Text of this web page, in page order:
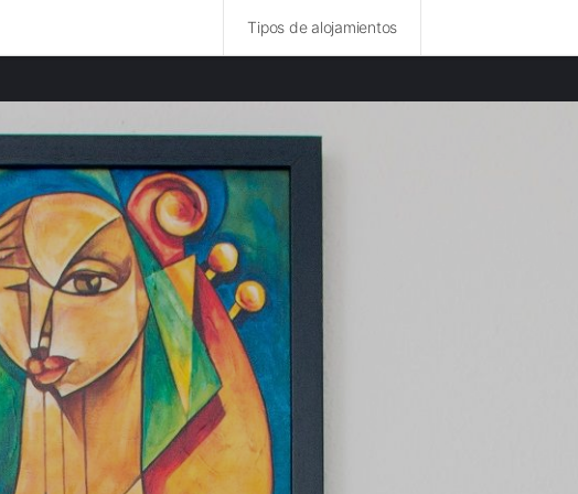
Tipos de alojamientos
Apartamentos en Montevideo
Apartamentos en Maldonado
Apartamentos en Santa Catarina
Apartamentos en Estado de Paraná
Apartamentos en São Paulo
Apartamentos en Estado de Río de Janeiro